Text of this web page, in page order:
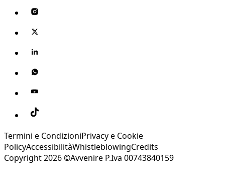
Termini e CondizioniPrivacy e Cookie
PolicyAccessibilitàWhistleblowingCredits
Copyright 2026 ©Avvenire P.Iva 00743840159